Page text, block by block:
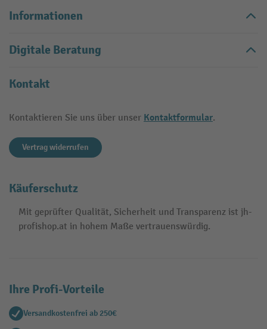
Informationen
Digitale Beratung
Kontakt
Kontaktieren Sie uns über unser Kontaktformular.
Vertrag widerrufen
Käuferschutz
Mit geprüfter Qualität, Sicherheit und Transparenz ist jh-
profishop.at in hohem Maße vertrauenswürdig.
Ihre Profi-Vorteile
Versandkostenfrei ab 250€